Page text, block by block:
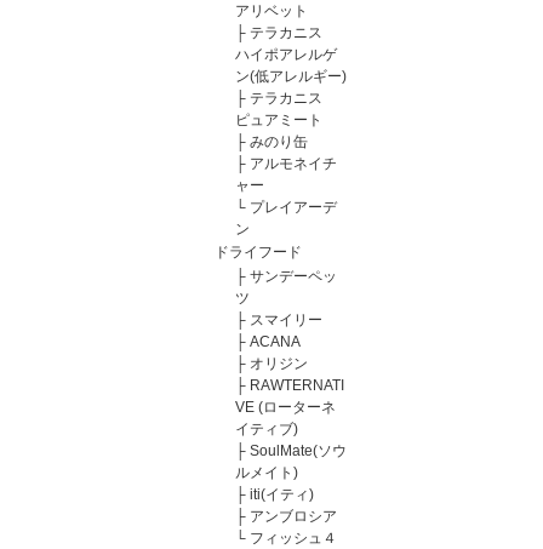
アリベット
├ テラカニス
ハイポアレルゲ
ン(低アレルギー)
├ テラカニス
ピュアミート
├ みのり缶
├ アルモネイチ
ャー
└ プレイアーデ
ン
ドライフード
├ サンデーペッ
ツ
├ スマイリー
├ ACANA
├ オリジン
├ RAWTERNATI
VE (ローターネ
イティブ)
├ SoulMate(ソウ
ルメイト)
├ iti(イティ)
├ アンブロシア
└ フィッシュ４